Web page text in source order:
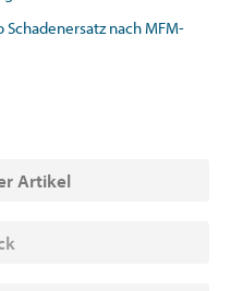
nach MFM-
Artikel